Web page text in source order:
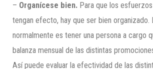
– Organícese bien. Para que los
tengan efecto, hay que ser bien
normalmente es tener una persona a cargo
balanza mensual de las distintas
Así puede evaluar la efectividad de las